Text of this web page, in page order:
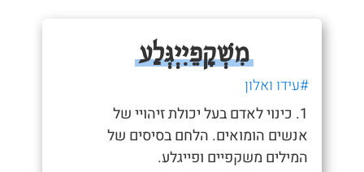
מִשְׁקָפֵיִיְגְּלַע
#עידו ואלון
1. כינוי לאדם בעל יכולת זיהויי של
אנשים הומואים. הלחם בסיסים של
המילים משקפיים ופייגלע.